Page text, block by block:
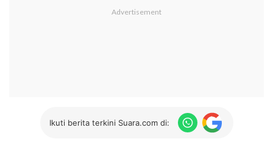
Ikuti berita terkini Suara.com di: